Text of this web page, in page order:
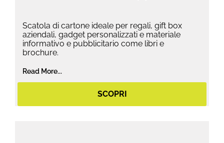
Scatola di cartone ideale per regali, gift box
aziendali, gadget personalizzati e materiale
informativo e pubblicitario come libri e
brochure.
Read More...
SCOPRI